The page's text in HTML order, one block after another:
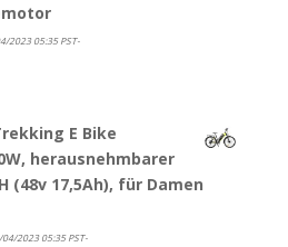
2023 05:35 PST-
E Bike
herausnehmbarer
(48v 17,5Ah), für Damen
2023 05:35 PST-